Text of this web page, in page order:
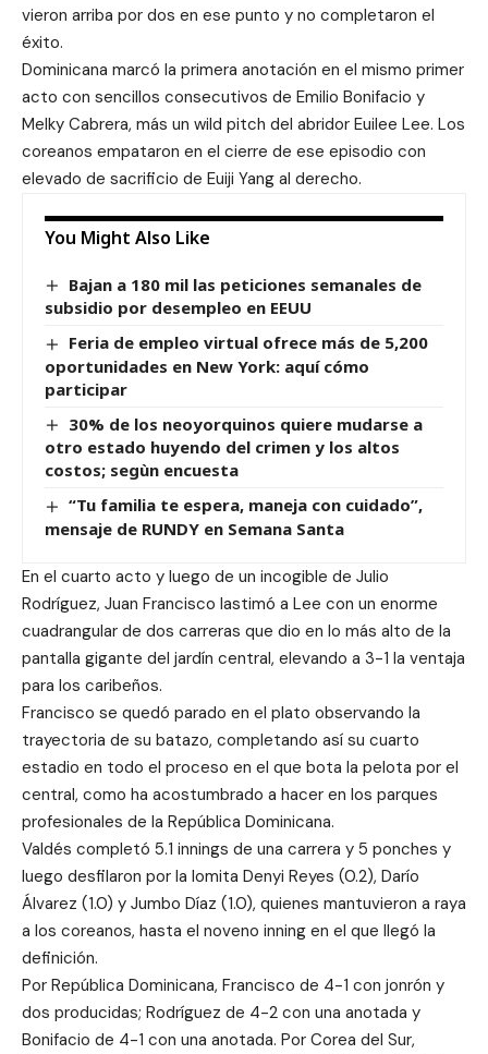
vieron arriba por dos en ese punto y no completaron el
éxito.
Dominicana marcó la primera anotación en el mismo primer
acto con sencillos consecutivos de Emilio Bonifacio y
Melky Cabrera, más un wild pitch del abridor Euilee Lee. Los
coreanos empataron en el cierre de ese episodio con
elevado de sacrificio de Euiji Yang al derecho.
You Might Also Like
Bajan a 180 mil las peticiones semanales de
subsidio por desempleo en EEUU
Feria de empleo virtual ofrece más de 5,200
oportunidades en New York: aquí cómo
participar
30% de los neoyorquinos quiere mudarse a
otro estado huyendo del crimen y los altos
costos; segùn encuesta
“Tu familia te espera, maneja con cuidado”,
mensaje de RUNDY en Semana Santa
En el cuarto acto y luego de un incogible de Julio
Rodríguez, Juan Francisco lastimó a Lee con un enorme
cuadrangular de dos carreras que dio en lo más alto de la
pantalla gigante del jardín central, elevando a 3-1 la ventaja
para los caribeños.
Francisco se quedó parado en el plato observando la
trayectoria de su batazo, completando así su cuarto
estadio en todo el proceso en el que bota la pelota por el
central, como ha acostumbrado a hacer en los parques
profesionales de la República Dominicana.
Valdés completó 5.1 innings de una carrera y 5 ponches y
luego desfilaron por la lomita Denyi Reyes (0.2), Darío
Álvarez (1.0) y Jumbo Díaz (1.0), quienes mantuvieron a raya
a los coreanos, hasta el noveno inning en el que llegó la
definición.
Por República Dominicana, Francisco de 4-1 con jonrón y
dos producidas; Rodríguez de 4-2 con una anotada y
Bonifacio de 4-1 con una anotada. Por Corea del Sur,